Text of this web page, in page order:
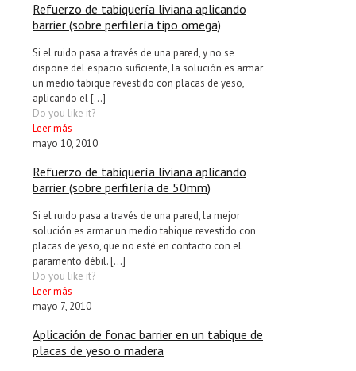
Refuerzo de tabiquería liviana aplicando
barrier (sobre perfilería tipo omega)
Si el ruido pasa a través de una pared, y no se
dispone del espacio suficiente, la solución es armar
un medio tabique revestido con placas de yeso,
aplicando el[…]
Do you like it?
Leer más
mayo 10, 2010
Refuerzo de tabiquería liviana aplicando
barrier (sobre perfilería de 50mm)
Si el ruido pasa a través de una pared, la mejor
solución es armar un medio tabique revestido con
placas de yeso, que no esté en contacto con el
paramento débil.[…]
Do you like it?
Leer más
mayo 7, 2010
Aplicación de fonac barrier en un tabique de
placas de yeso o madera